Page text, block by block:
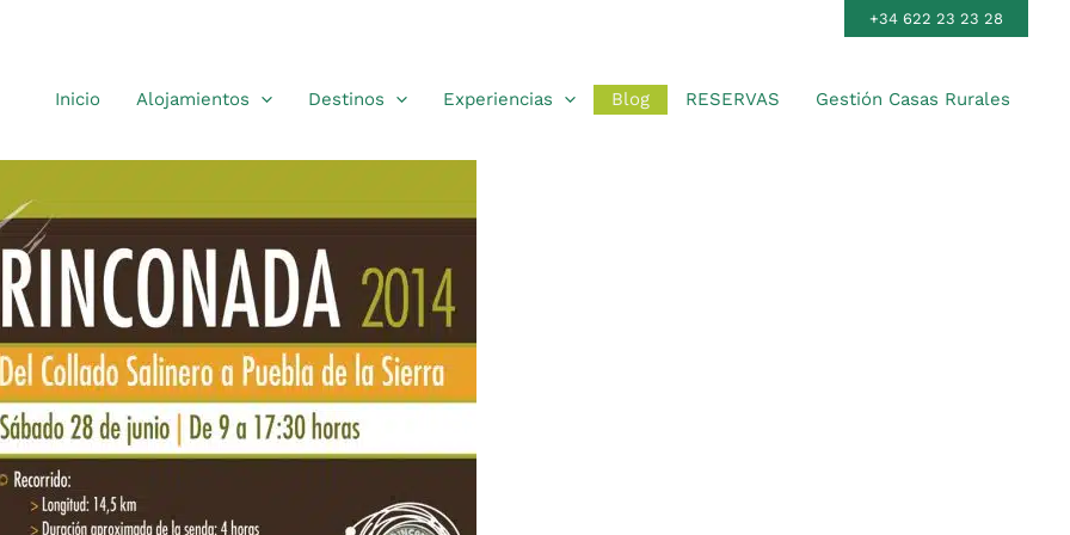
+34 622 23 23 28
Inicio Alojamientos Destinos Experiencias Blog RESERVAS Gestión Casas Rurales